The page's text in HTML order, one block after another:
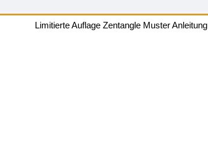
Limitierte Auflage Zentangle Muster Anleitung